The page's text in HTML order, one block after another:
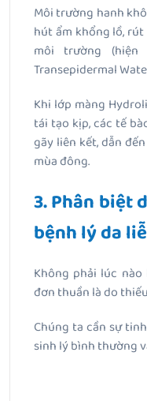
Môi trường hanh
hút ẩm khổng lồ,
môi trường
Transepidermal
Khi lớp màng
tái tạo kịp, các tế
gãy liên kết, dẫn
mùa đông.
3. Phân biệt
bệnh lý da
Không phải lúc
đơn thuần là do
Chúng ta cần sự
sinh lý bình thường